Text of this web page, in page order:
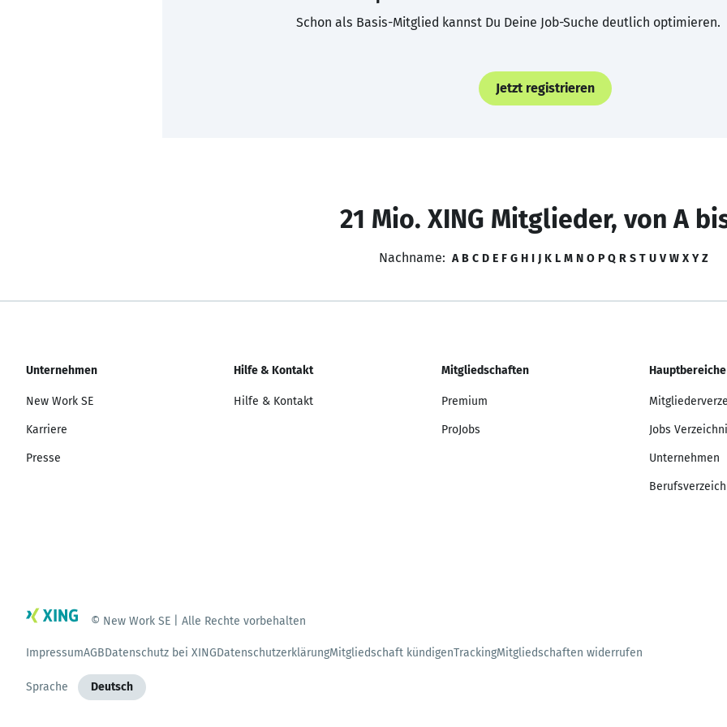
Schon als Basis-Mitglied kannst Du Deine Job-Suche deutlich optimieren.
Jetzt registrieren
21 Mio. XING Mitglieder, von A
Nachname: A B C D E F G H I J K L M N O P Q R S T U V W X Y Z
Unternehmen
New Work SE
Karriere
Presse
Hilfe & Kontakt
Hilfe & Kontakt
Mitgliedschaften
Premium
ProJobs
Hauptbereiche
Jobs
Unternehmen
© New Work SE | Alle Rechte vorbehalten
ImpressumAGBDatenschutz bei XINGDatenschutzerklärungMitgliedschaft kündigenTrackingMitgliedschaften widerrufen
Sprache Deutsch